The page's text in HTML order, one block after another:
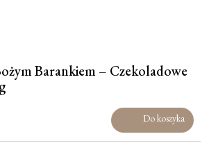
Barankiem – Czekoladowe
Do koszyka